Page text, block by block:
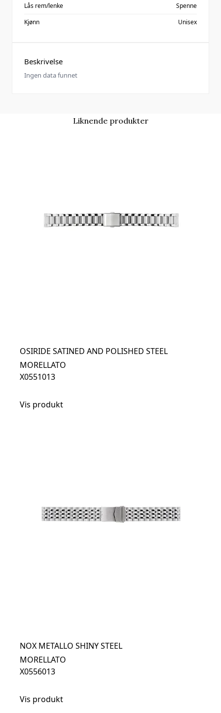
Beskrivelse
Ingen data funnet
Lås rem/lenke
Spenne
Kjønn
Unisex
Liknende produkter
OSIRIDE SATINED AND POLISHED STEEL
MORELLATO
X0551013
Vis produkt
NOX METALLO SHINY STEEL
MORELLATO
X0556013
Vis produkt